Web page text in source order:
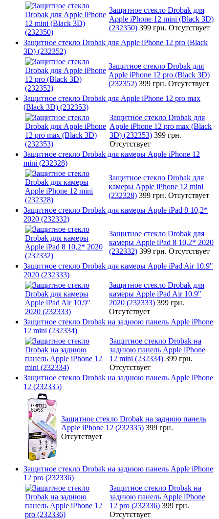
Защитное стекло Drobak для
Apple iPhone 12 mini (Black 3D)
(232350) 399 грн. Отсутствует
Защитное стекло Drobak для Apple iPhone 12 pro (Black
3D) (232352)
Защитное стекло Drobak для
Apple iPhone 12 pro (Black 3D)
(232352) 399 грн. Отсутствует
Защитное стекло Drobak для Apple iPhone 12 pro max
(Black 3D) (232353)
Защитное стекло Drobak для
Apple iPhone 12 pro max (Black
3D) (232353) 399 грн.
Отсутствует
Защитное стекло Drobak для камеры Apple iPhone 12
mini (232328)
Защитное стекло Drobak для
камеры Apple iPhone 12 mini
(232328) 399 грн. Отсутствует
Защитное стекло Drobak для камеры Apple iPad 8 10,2*
2020 (232332)
Защитное стекло Drobak для
камеры Apple iPad 8 10,2* 2020
(232332) 399 грн. Отсутствует
Защитное стекло Drobak для камеры Apple iPad Air 10.9"
2020 (232333)
Защитное стекло Drobak для
камеры Apple iPad Air 10.9"
2020 (232333) 399 грн.
Отсутствует
Защитное стекло Drobak на заднюю панель Apple iPhone
12 mini (232334)
Защитное стекло Drobak на
заднюю панель Apple iPhone
12 mini (232334) 399 грн.
Отсутствует
Защитное стекло Drobak на заднюю панель Apple iPhone
12 (232335)
Защитное стекло Drobak на заднюю панель
Apple iPhone 12 (232335) 399 грн.
Отсутствует
Защитное стекло Drobak на заднюю панель Apple iPhone
12 pro (232336)
Защитное стекло Drobak на
заднюю панель Apple iPhone
12 pro (232336) 399 грн.
Отсутствует